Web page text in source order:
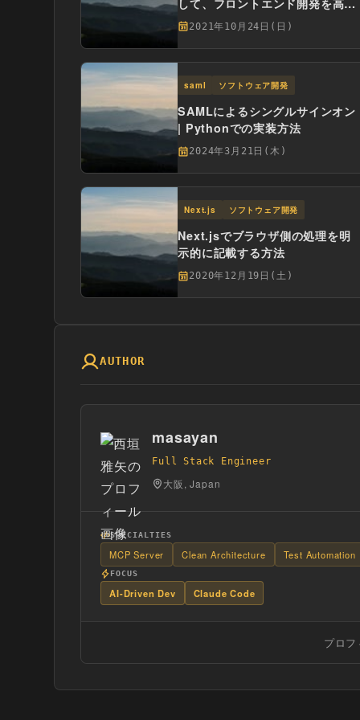
化する
2021年10月24日(日)
saml ソフトウェア開発
SAMLによるシングルサインオン
| Pythonでの実装方法
2024年3月21日(木)
Next.js ソフトウェア開発
Next.jsでブラウザ側の処理を明
示的に記載する方法
2020年12月19日(土)
AUTHOR
masayan
Full Stack Engineer
大阪, Japan
SPECIALTIES
MCP Server Clean Architecture Test Automation
FOCUS
AI-Driven Dev Claude Code
プロ